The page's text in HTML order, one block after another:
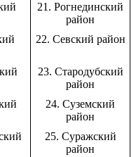
21. Рогнединский
район
22. Севский район
23. Стародубский
район
24. Суземский
район
25. Суражский
район